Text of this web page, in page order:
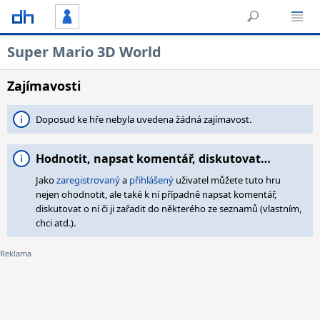
Super Mario 3D World
Zajímavosti
Doposud ke hře nebyla uvedena žádná zajímavost.
Hodnotit, napsat komentář, diskutovat…
Jakozaregistrovanýa přihlášený uživatel můžete tuto hru
nejen ohodnotit, ale také k ní případně napsat komentář,
diskutovat o ní či ji zařadit do některého ze seznamů (vlastním,
chci atd.).